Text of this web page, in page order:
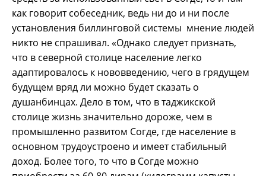
как говорит собеседник, ведь ни до и ни после
установления биллинговой системы мнение людей
никто не спрашивал. «Однако следует признать,
что в северной столице население легко
адаптировалось к нововведению, чего в грядущем
будущем вряд ли можно будет сказать о
душанбинцах. Дело в том, что в таджикской
столице жизнь значительно дороже, чем в
промышленно развитом Согде, где население в
основном трудоустроено и имеет стабильный
доход. Более того, то что в Согде можно